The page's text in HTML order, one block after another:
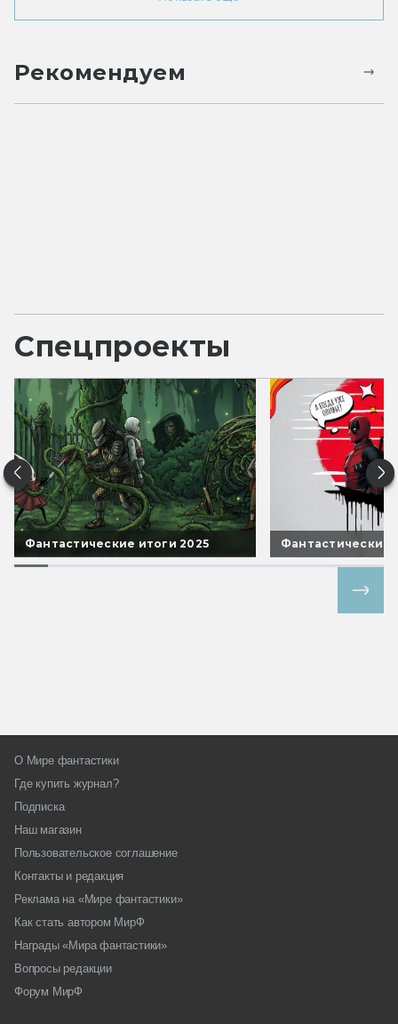
Рекомендуем
Спецпроекты
Фантастические итоги 2025 Фантастические
О Мире фантастики
Где купить журнал?
Подписка
Наш магазин
Пользовательское соглашение
Контакты и редакция
Реклама на «Мире фантастики»
Как стать автором МирФ
Награды «Мира фантастики»
Вопросы редакции
Форум МирФ